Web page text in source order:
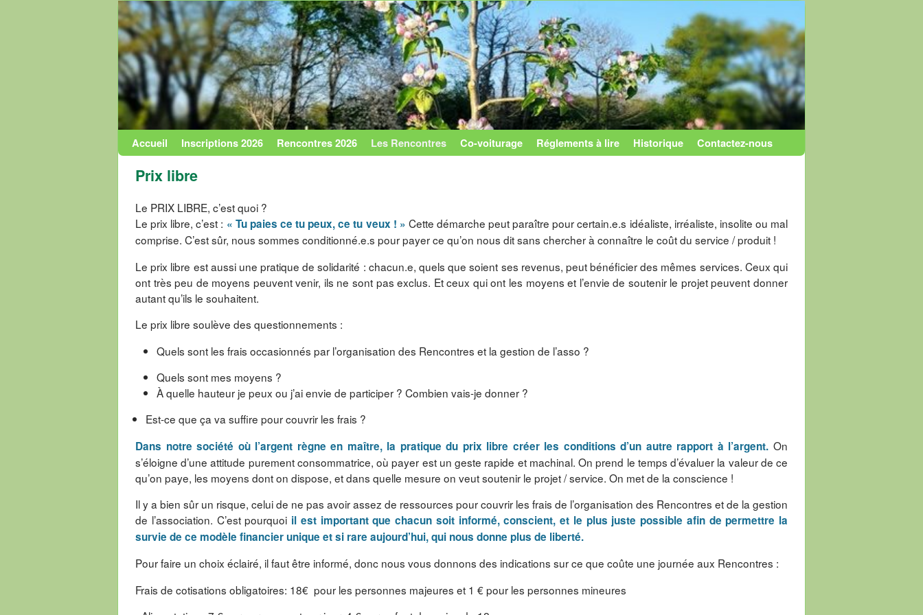
Skip to primary content
Aller au contenu secondaire
Accueil Inscriptions 2026 Rencontres 2026 Les Rencontres Co-voiturage Réglements à lire Historique Contactez-nous
Prix libre
Le PRIX LIBRE, c’est quoi ?
Le prix libre, c’est : « Tu paies ce tu peux, ce tu veux ! » Cette démarche peut paraître pour certain.e.s idéaliste, irréaliste, insolite ou mal
comprise. C’est sûr, nous sommes conditionné.e.s pour payer ce qu’on nous dit sans chercher à connaître le coût du service / produit !
Le prix libre est aussi une pratique de solidarité : chacun.e, quels que soient ses revenus, peut bénéficier des mêmes services. Ceux qui
ont très peu de moyens peuvent venir, ils ne sont pas exclus. Et ceux qui ont les moyens et l’envie de soutenir le projet peuvent donner
autant qu’ils le souhaitent.
Le prix libre soulève des questionnements :
Quels sont les frais occasionnés par l’organisation des Rencontres et la gestion de l’asso ?
Quels sont mes moyens ?
À quelle hauteur je peux ou j’ai envie de participer ? Combien vais-je donner ?
Est-ce que ça va suffire pour couvrir les frais ?
Dans notre société où l’argent règne en maître, la pratique du prix libre créer les conditions d’un autre rapport à l’argent. On
s’éloigne d’une attitude purement consommatrice, où payer est un geste rapide et machinal. On prend le temps d’évaluer la valeur de ce
qu’on paye, les moyens dont on dispose, et dans quelle mesure on veut soutenir le projet / service. On met de la conscience !
Il y a bien sûr un risque, celui de ne pas avoir assez de ressources pour couvrir les frais de l’organisation des Rencontres et de la gestion
de l’association. C’est pourquoi il est important que chacun soit informé, conscient, et le plus juste possible afin de permettre la
survie de ce modèle financier unique et si rare aujourd’hui, qui nous donne plus de liberté.
Pour faire un choix éclairé, il faut être informé, donc nous vous donnons des indications sur ce que coûte une journée aux Rencontres :
Frais de cotisations obligatoires: 18€ pour les personnes majeures et 1 € pour les personnes mineures